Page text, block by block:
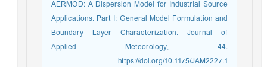
AERMOD: A Dispersion Model for Industrial Source
Applications. Part I: General Model Formulation and
Boundary Layer Characterization. Journal of
Applied Meteorology, 44.
https://doi.org/10.1175/JAM2227.1